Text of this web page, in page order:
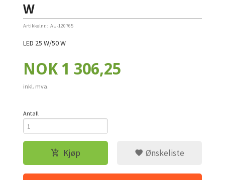
W
Artikkelnr.: AU-120765
LED 25 W/50 W
Pris
NOK 1 306,25
inkl. mva.
Antall
Kjøp Ønskeliste